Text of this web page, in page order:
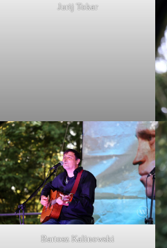
Jurij Tokar
Bartosz Kalinowski